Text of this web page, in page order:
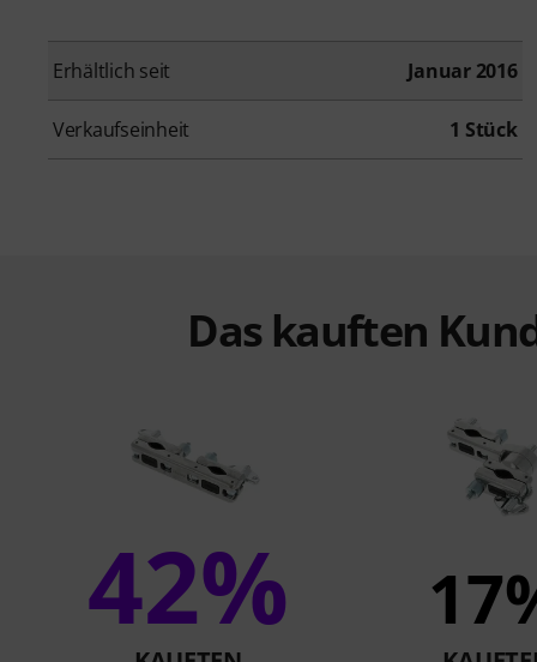
Erhältlich seit Januar 2016
Verkaufseinheit 1 Stück
Das kauften
42%